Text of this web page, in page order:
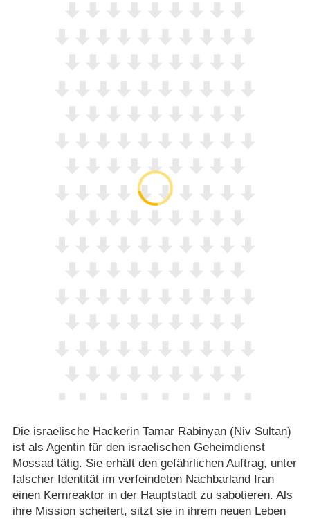
Die israelische Hackerin Tamar Rabinyan (Niv Sultan)
ist als Agentin für den israelischen Geheimdienst
Mossad tätig. Sie erhält den gefährlichen Auftrag, unter
falscher Identität im verfeindeten Nachbarland Iran
einen Kernreaktor in der Hauptstadt zu sabotieren. Als
ihre Mission scheitert, sitzt sie in ihrem neuen Leben